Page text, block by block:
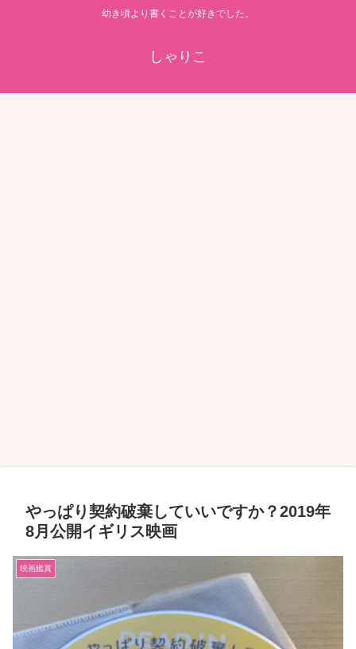
幼き頃より書くことが好きでした。
しゃりこ
やっぱり契約破棄していいですか？2019年
8月公開イギリス映画
映画鑑賞